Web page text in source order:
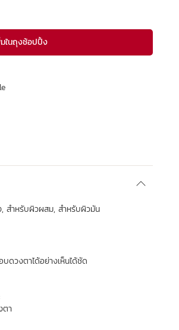
ในถุงช้อปปิ้ง
สำหรับผิวผสม, สำหรับผิวมัน
ดวงตาได้อย่างเห็นได้ชัด
ตา